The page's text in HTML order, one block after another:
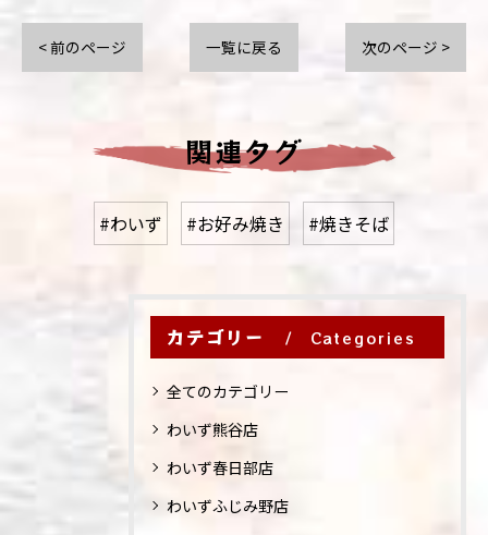
< 前のページ 一覧に戻る 次のページ >
関連タグ
#わいず #お好み焼き #焼きそば
カテゴリー Categories
全てのカテゴリー
わいず熊谷店
わいず春日部店
わいずふじみ野店